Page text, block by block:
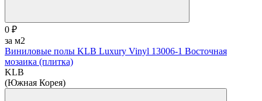
0 ₽
за м2
Виниловые полы KLB Luxury Vinyl 13006-1 Восточная
мозаика (плитка)
KLB
(Южная Корея)